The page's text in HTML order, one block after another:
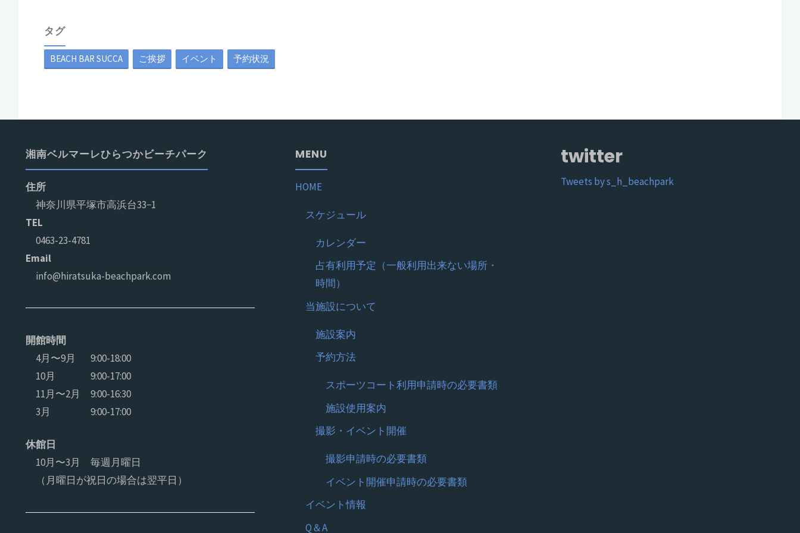
タグ
BEACH BAR SUCCA ご挨拶 イベント 予約状況
湘南ベルマーレひらつかビーチパーク
住所
神奈川県平塚市高浜台33−1
TEL
0463-23-4781
Email
info@hiratsuka-beachpark.com
開館時間
4月〜9月
9:00-18:00
10月
9:00-17:00
11月〜2月
9:00-16:30
3月
9:00-17:00
休館日
10月〜3月 毎週月曜日
（月曜日が祝日の場合は翌平日）
MENU
HOME
スケジュール
カレンダー
占有利用予定（一般利用出来ない場所・
時間）
当施設について
施設案内
予約方法
スポーツコート利用申請時の必要書類
施設使用案内
撮影・イベント開催
撮影申請時の必要書類
イベント開催申請時の必要書類
イベント情報
Q＆A
twitter
Tweets by s_h_beachpark